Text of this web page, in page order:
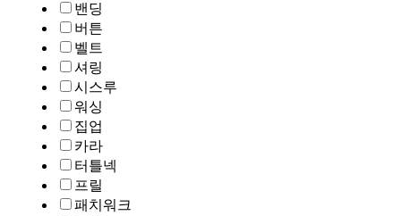
밴딩
버튼
벨트
셔링
시스루
워싱
집업
카라
터틀넥
프릴
패치워크